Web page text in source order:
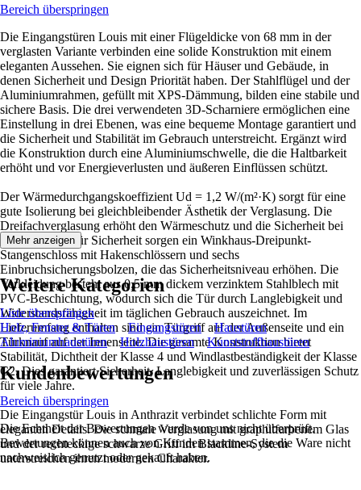
Bereich überspringen
Die Eingangstüren Louis mit einer Flügeldicke von 68 mm in der
verglasten Variante verbinden eine solide Konstruktion mit einem
eleganten Aussehen. Sie eignen sich für Häuser und Gebäude, in
denen Sicherheit und Design Priorität haben. Der Stahlflügel und der
Aluminiumrahmen, gefüllt mit XPS-Dämmung, bilden eine stabile und
sichere Basis. Die drei verwendeten 3D-Scharniere ermöglichen eine
Einstellung in drei Ebenen, was eine bequeme Montage garantiert und
die Sicherheit und Stabilität im Gebrauch unterstreicht. Ergänzt wird
die Konstruktion durch eine Aluminiumschwelle, die die Haltbarkeit
erhöht und vor Energieverlusten und äußeren Einflüssen schützt.
Der Wärmedurchgangskoeffizient Ud = 1,2 W/(m²·K) sorgt für eine
gute Isolierung bei gleichbleibender Ästhetik der Verglasung. Die
Dreifachverglasung erhöht den Wärmeschutz und die Sicherheit bei
der Nutzung. Für Sicherheit sorgen ein Winkhaus-Dreipunkt-
Stangenschloss mit Hakenschlössern und sechs
Einbruchsicherungsbolzen, die das Sicherheitsniveau erhöhen. Die
Verkleidung besteht aus 0,5 mm dickem verzinktem Stahlblech mit
PVC-Beschichtung, wodurch sich die Tür durch Langlebigkeit und
Widerstandsfähigkeit im täglichen Gebrauch auszeichnet. Im
Lieferumfang enthalten sind ein Türgriff auf der Außenseite und ein
Türknauf auf der Innenseite. Die gesamte Konstruktion bietet
Stabilität, Dichtheit der Klasse 4 und Windlastbeständigkeit der Klasse
C2. Dies garantiert Sicherheit, Langlebigkeit und zuverlässigen Schutz
für viele Jahre.
Die Eingangstür Louis in Anthrazit verbindet schlichte Form mit
eleganten Details. Die schmale Verglasung mit graphitfarbenem Glas
und der rechteckige schwarze Griff im Blackline-System
unterstreichen ihren modernen Charakter.
Mehr anzeigen
Weitere Kategorien
Liste überspringen
Holz, Fenster & Türen
Eingangstüren
Haustüren
Aluminiumhaustüren
Holzhaustüren Kunststoffhaustüren
Kundenbewertungen
Bereich überspringen
Die Echtheit der Bewertungen wurde von uns nicht überprüft.
Bewertungen können auch von Kunden stammen, die die Ware nicht
nachweislich genutzt oder gekauft haben.